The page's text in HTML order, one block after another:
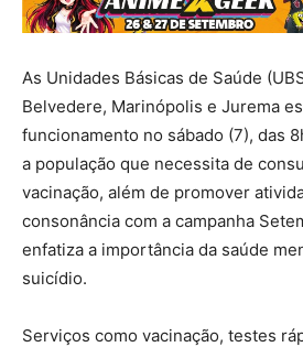
As Unidades Básicas de Saúde
Belvedere, Marinópolis e Jurema
funcionamento no sábado (7), das
a população que necessita de
vacinação, além de promover
consonância com a campanha
enfatiza a importância da saúde
suicídio.
Serviços como vacinação, testes